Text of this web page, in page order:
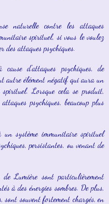
naturelle contre les attaques
spirituel, si vous le voulez
des attaques psychiques.
d'attaques psychiques, de
autre élément négatif qui aura un
Lorsque cela se produit,
psychiques, beaucoup plus
système immunitaire spirituel
persistantes, ou venant de
Lumière sont particulièrement
à des énergies sombres. De plus,
sont souvent fortement chargés, en